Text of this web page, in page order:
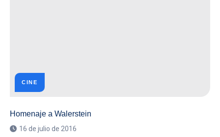
CINE
Homenaje a Walerstein
16 de julio de 2016